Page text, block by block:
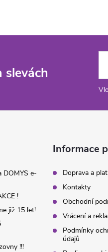
slevách
DOMYS e-
!
již 15 let!
!!!
Informace
Doprava a
Kontakty
Obchodní
Vrácení a
Podmínky
údajů